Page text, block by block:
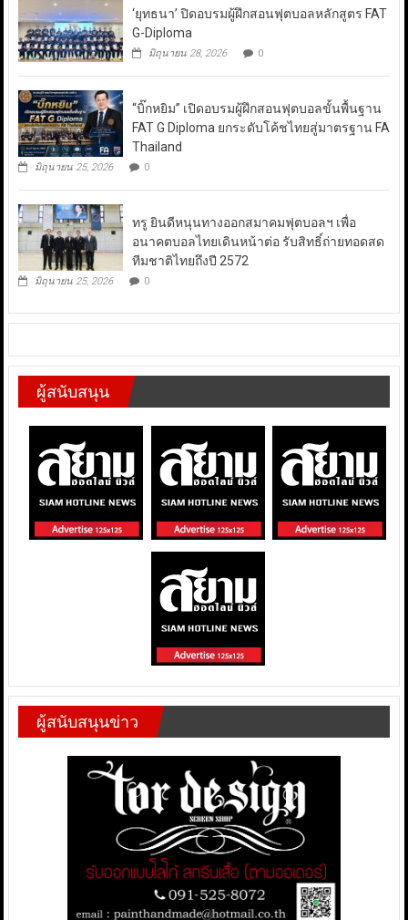
‘ยุทธนา’ ปิดอบรมผู้ฝึกสอนฟุตบอลหลักสูตร FAT
G-Diploma
มิถุนายน 28, 2026 0
“บิ๊กหยิม” เปิดอบรมผู้ฝึกสอนฟุตบอลขั้นพื้นฐาน
FAT G Diploma ยกระดับโค้ชไทยสู่มาตรฐาน FA
Thailand
มิถุนายน 25, 2026 0
ทรู ยินดีหนุนทางออกสมาคมฟุตบอลฯ เพื่อ
อนาคตบอลไทยเดินหน้าต่อ รับสิทธิ์ถ่ายทอดสด
ทีมชาติไทยถึงปี 2572
มิถุนายน 25, 2026 0
ผู้สนับสนุน
ผู้สนับสนุนข่าว